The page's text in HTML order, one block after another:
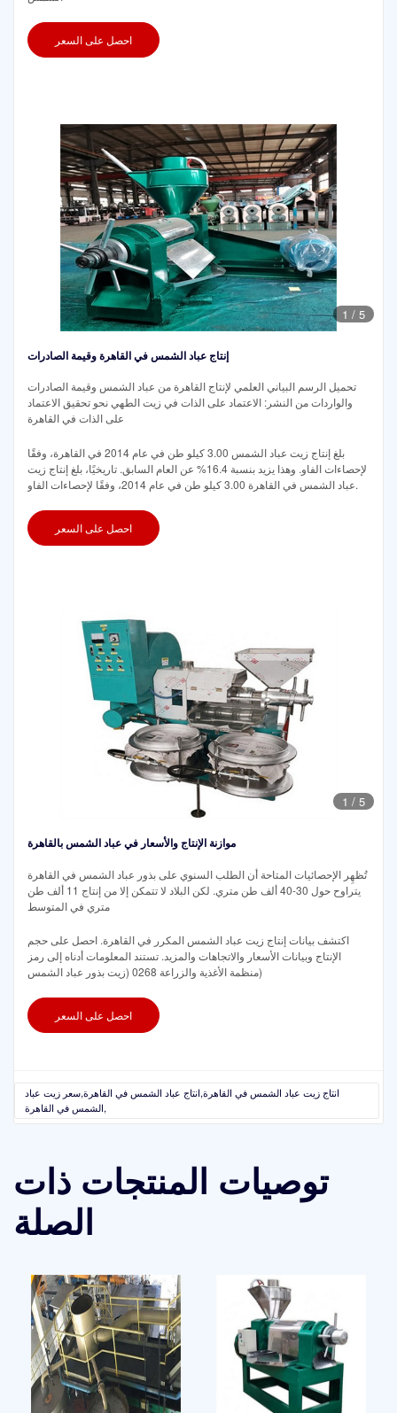
احصل على السعر
1 / 5
إنتاج عباد الشمس في القاهرة وقيمة الصادرات
تحميل الرسم البياني العلمي لإنتاج القاهرة من عباد الشمس وقيمة الصادرات
والواردات من النشر: الاعتماد على الذات في زيت الطهي نحو تحقيق الاعتماد
على الذات في القاهرة
بلغ إنتاج زيت عباد الشمس 3.00 كيلو طن في عام 2014 في القاهرة، وفقًا
لإحصاءات الفاو. وهذا يزيد بنسبة 16.4% عن العام السابق. تاريخيًا، بلغ إنتاج زيت
عباد الشمس في القاهرة 3.00 كيلو طن في عام 2014، وفقًا لإحصاءات الفاو.
احصل على السعر
1 / 5
موازنة الإنتاج والأسعار في عباد الشمس بالقاهرة
تُظهِر الإحصائيات المتاحة أن الطلب السنوي على بذور عباد الشمس في القاهرة
يتراوح حول 30-40 ألف طن متري. لكن البلاد لا تتمكن إلا من إنتاج 11 ألف طن
متري في المتوسط
اكتشف بيانات إنتاج زيت عباد الشمس المكرر في القاهرة. احصل على حجم
الإنتاج وبيانات الأسعار والاتجاهات والمزيد. تستند المعلومات أدناه إلى رمز
منظمة الأغذية والزراعة 0268 (زيت بذور عباد الشمس)
احصل على السعر
انتاج زيت عباد الشمس في القاهرة,انتاج عباد الشمس في القاهرة,سعر زيت عباد
الشمس في القاهرة,
توصيات المنتجات ذات
الصلة